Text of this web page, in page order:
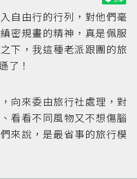
自由行的行列，對他們毫
密規畫的精神，真是佩服
下，我這種老派跟團的旅
了！
向來委由旅行社處理，對
看看不同風物又不想傷腦
來說，是最省事的旅行模